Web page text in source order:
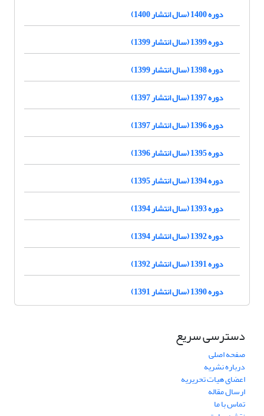
دوره 1400 (سال انتشار 1400)
دوره 1399 (سال انتشار 1399)
دوره 1398 (سال انتشار 1399)
دوره 1397 (سال انتشار 1397)
دوره 1396 (سال انتشار 1397)
دوره 1395 (سال انتشار 1396)
دوره 1394 (سال انتشار 1395)
دوره 1393 (سال انتشار 1394)
دوره 1392 (سال انتشار 1394)
دوره 1391 (سال انتشار 1392)
دوره 1390 (سال انتشار 1391)
دسترسی سریع
صفحه اصلی
درباره نشریه
اعضای هیات تحریریه
ارسال مقاله
تماس با ما